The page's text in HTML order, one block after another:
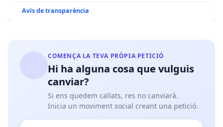
Avís de transparència
COMENÇA LA TEVA PRÒPIA PETICIÓ
Hi ha alguna cosa que vulguis
canviar?
Si ens quedem callats, res no canviarà.
Inicia un moviment social creant una petició.